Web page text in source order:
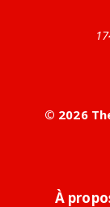
ont des ions
poignées.
© 2026
À